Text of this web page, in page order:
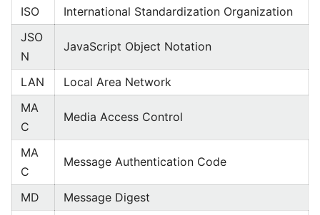
ISO
International Standardization Organization
JSO
N
JavaScript Object Notation
LAN
Local Area Network
MA
C
Media Access Control
MA
C
Message Authentication Code
MD
Message Digest